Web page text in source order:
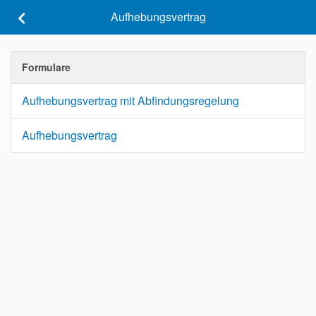
keyboard_arrow_left Aufhebungsvertrag
Formulare
Aufhebungsvertrag mit Abfindungsregelung
Aufhebungsvertrag